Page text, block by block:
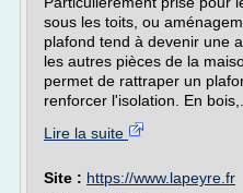
sous les toits, ou
plafond tend à devenir une
les autres pièces de la
permet de rattraper un
renforcer l'isolation. En bois,...
Lire la suite
Site : https://www.lapeyre.fr